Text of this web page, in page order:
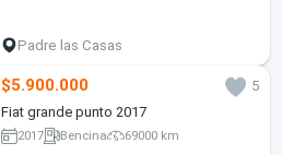
Padre las Casas
$5.900.000
5
Fiat grande punto 2017
2017 Bencina 69000 km